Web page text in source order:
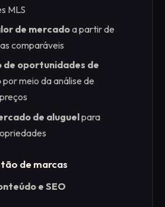
MLS
de mercadoa partir de
comparáveis
oportunidades de
por meio da análise de
de aluguelpara
de marcas
e SEO